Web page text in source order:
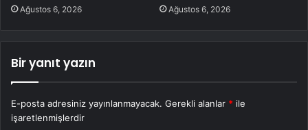
Ağustos 6, 2026 Ağustos 6, 2026
Bir yanıt yazın
E-posta adresiniz yayınlanmayacak. Gerekli alanlar * ile
işaretlenmişlerdir